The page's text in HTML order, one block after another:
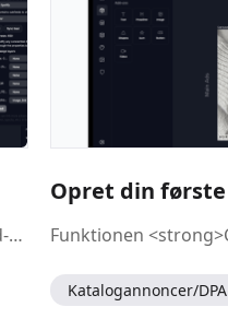
Når du har oprettet din produktfeed-URL i CampaignBuilder, er næste trin at forbinde den til Meta (Facebook &amp; Instagram) via Meta Commerce Manager.
Katalogannoncer/DPA